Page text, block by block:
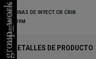
LAINAS DE INYECTCR CRIN
1.09M
DETALLES DE PRODUCTO
group_work